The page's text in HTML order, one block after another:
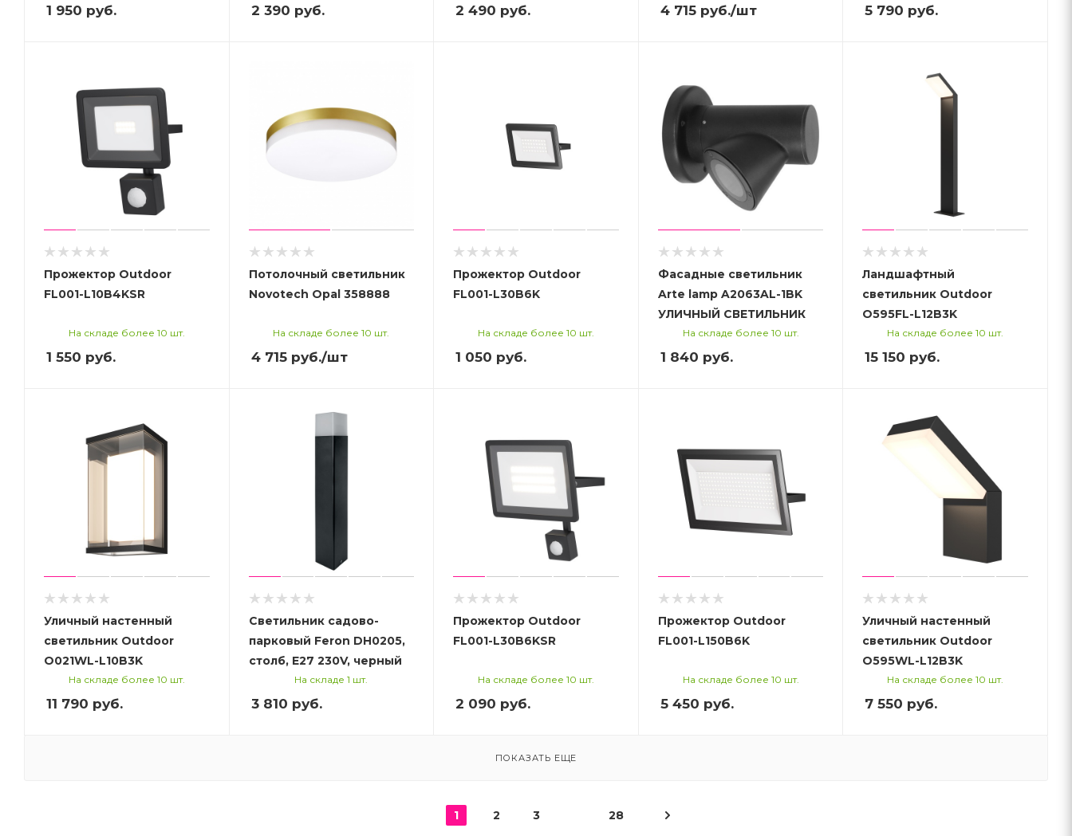
1 950 руб. 2 390 руб. 2 490 руб. 4 715руб./шт 5 790 руб.
Прожектор Outdoor
FL001-L10B4KSR
На складе более 10 шт.
1 550 руб.
Потолочный светильник
Novotech Opal 358888
На складе более 10 шт.
4 715руб./шт
Прожектор Outdoor
FL001-L30B6K
На складе более 10 шт.
1 050 руб.
Фасадные светильник
Arte lamp A2063AL-1BK
УЛИЧНЫЙ СВЕТИЛЬНИК
На складе более 10 шт.
1 840 руб.
Ландшафтный
светильник Outdoor
O595FL-L12B3K
На складе более 10 шт.
15 150 руб.
Уличный настенный
светильник Outdoor
O021WL-L10B3K
На складе более 10 шт.
11 790 руб.
Светильник садово-
парковый Feron DH0205,
столб, E27 230V, черный
На складе 1 шт.
3 810 руб.
Прожектор Outdoor
FL001-L30B6KSR
На складе более 10 шт.
2 090 руб.
Прожектор Outdoor
FL001-L150B6K
На складе более 10 шт.
5 450 руб.
Уличный настенный
светильник Outdoor
O595WL-L12B3K
На складе более 10 шт.
7 550 руб.
ПОКАЗАТЬ ЕЩЕ
1 2 3 28